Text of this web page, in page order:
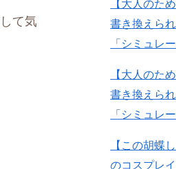
て気
【大人のた
書き換えら
「シミュレ
【大人のた
書き換えら
「シミュレ
【この胡蝶
のコスプレ